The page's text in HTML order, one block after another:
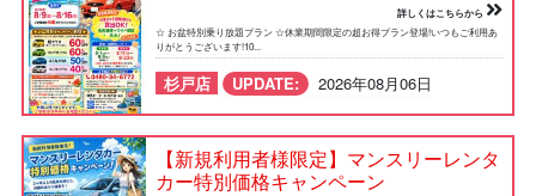
詳しくはこちらから
☆ お盆特別乗り放題プラン ☆休業期間限定の超お得プラン登場!いつもご利用あ
りがとうございます!10...
杉戸店 UPDATE: 2026年08月06日
【新規利用者様限定】マンスリーレンタ
カー特別価格キャンペーン